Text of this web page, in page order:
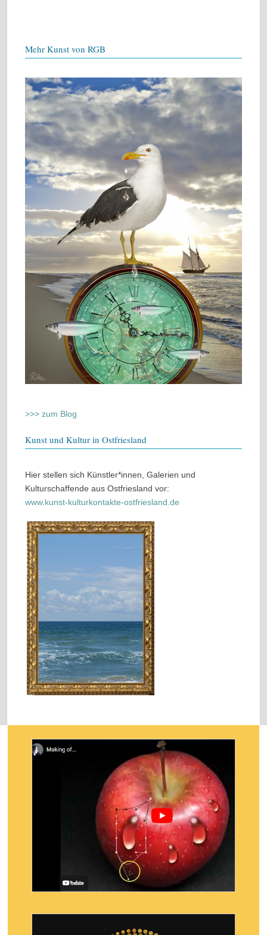
Mehr Kunst von RGB
>>> zum Blog
Kunst und Kultur in Ostfriesland
Hier stellen sich Künstler*innen, Galerien und
Kulturschaffende aus Ostfriesland vor:
www.kunst-kulturkontakte-ostfriesland.de